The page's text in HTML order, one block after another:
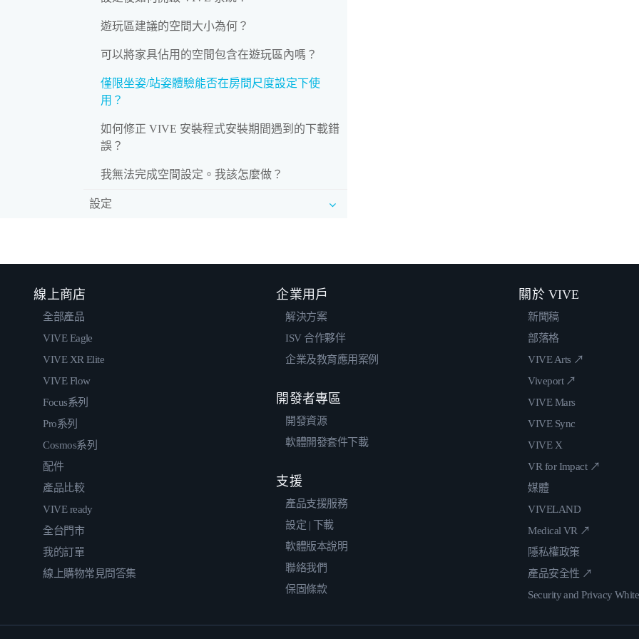
遊玩區建議的空間大小為何？
可以將家具佔用的空間包含在遊玩區內嗎？
僅限坐姿/站姿體驗能否在房間尺度設定下使
用？
如何修正 VIVE 安裝程式安裝期間遇到的下載錯
誤？
我無法完成空間設定。我該怎麼做？
設定
線上商店
全部產品
VIVE Eagle
VIVE XR Elite
VIVE Flow
Focus系列
Pro系列
Cosmos系列
配件
產品比較
VIVE ready
全台門市
我的訂單
線上購物常見問答集
企業用戶
解決方案
ISV 合作夥伴
企業及教育應用案例
開發者專區
開發資源
軟體開發套件下載
支援
產品支援服務
設定 | 下載
軟體版本說明
聯絡我們
保固條款
關於 VIVE
新聞稿
部落格
VIVE Arts ↗
Viveport ↗
VIVE Mars
VIVE Sync
VIVE X
VR for Impact ↗
媒體
VIVELAND
Medical VR ↗
隱私權政策
產品安全性 ↗
Security and Privacy